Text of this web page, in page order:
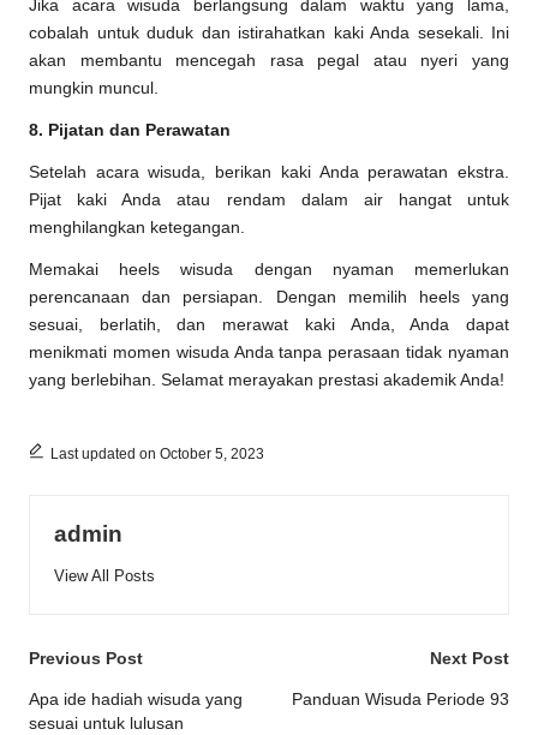
Jika acara wisuda berlangsung dalam waktu yang lama,
cobalah untuk duduk dan istirahatkan kaki Anda sesekali. Ini
akan membantu mencegah rasa pegal atau nyeri yang
mungkin muncul.
8. Pijatan dan Perawatan
Setelah acara wisuda, berikan kaki Anda perawatan ekstra.
Pijat kaki Anda atau rendam dalam air hangat untuk
menghilangkan ketegangan.
Memakai heels wisuda dengan nyaman memerlukan
perencanaan dan persiapan. Dengan memilih heels yang
sesuai, berlatih, dan merawat kaki Anda, Anda dapat
menikmati momen wisuda Anda tanpa perasaan tidak nyaman
yang berlebihan. Selamat merayakan prestasi akademik Anda!
Last updated on October 5, 2023
admin
View All Posts
Post
navigation
Previous Post
Apa ide hadiah wisuda yang
sesuai untuk lulusan
Next Post
Panduan Wisuda Periode 93